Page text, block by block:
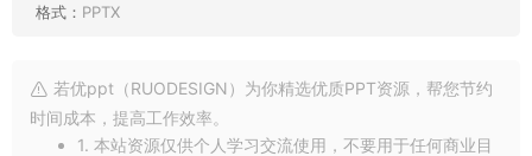
格式： PPTX
若优ppt（RUODESIGN）为你精选优质PPT资源，帮您节约
时间成本，提高工作效率。
1. 本站资源仅供个人学习交流使用，不要用于任何商业目